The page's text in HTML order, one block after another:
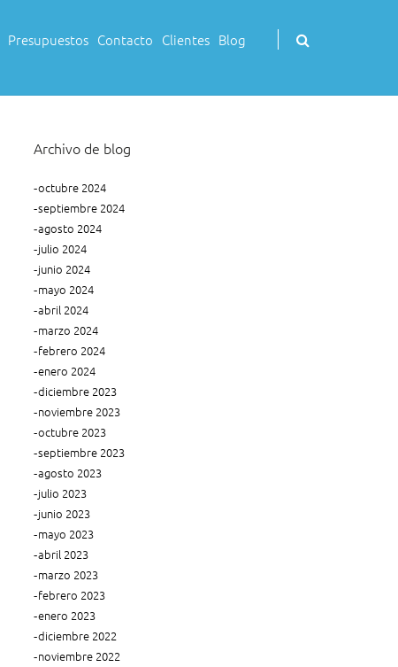
un
Presupuestos Contacto Clientes Blog
Archivo de blog
octubre 2024
septiembre 2024
agosto 2024
julio 2024
junio 2024
mayo 2024
abril 2024
marzo 2024
febrero 2024
enero 2024
diciembre 2023
noviembre 2023
octubre 2023
septiembre 2023
agosto 2023
julio 2023
junio 2023
mayo 2023
abril 2023
marzo 2023
febrero 2023
enero 2023
diciembre 2022
noviembre 2022